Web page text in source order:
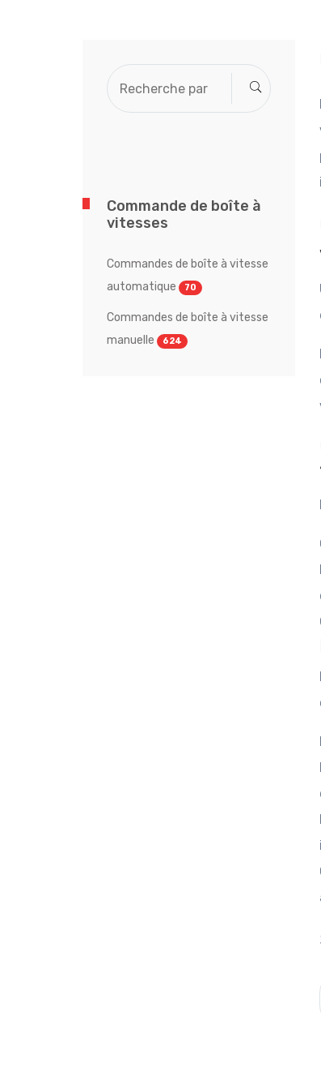
Commande de boîte à
vitesses
Commandes de boîte à vitesse
automatique
70
Commandes de boîte à vitesse
manuelle
624